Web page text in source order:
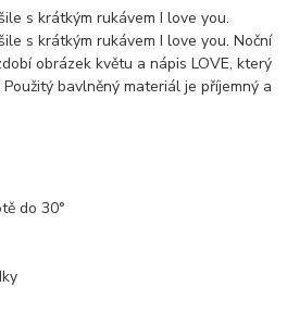
s krátkým rukávem I love you.
s krátkým rukávem I love you. Noční
obrázek květu a nápis LOVE, který
bavlněný materiál je příjemný a
do 30°